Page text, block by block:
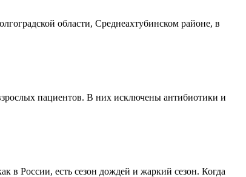
области, Среднеахтубинском районе, в
пациентов. В них исключены антибиотики и
в России, есть сезон дождей и жаркий сезон. Когда